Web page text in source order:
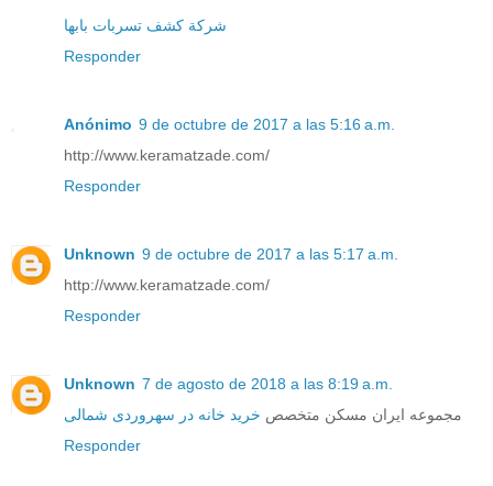
شركة كشف تسربات بابها
Responder
Anónimo 9 de octubre de 2017 a las 5:16 a.m.
http://www.keramatzade.com/
Responder
Unknown 9 de octubre de 2017 a las 5:17 a.m.
http://www.keramatzade.com/
Responder
Unknown 7 de agosto de 2018 a las 8:19 a.m.
مجموعه ایران مسکن متخصص خرید خانه در سهروردی شمالی
Responder